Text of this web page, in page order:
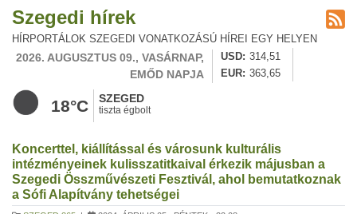
Szegedi hírek
HÍRPORTÁLOK SZEGEDI VONATKOZÁSÚ HÍREI EGY HELYEN
2026. AUGUSZTUS 09., VASÁRNAP,
EMŐD NAPJA
USD
314,51
EUR
363,65
18°C SZEGED
tiszta égbolt
Koncerttel, kiállítással és városunk kulturális
intézményeinek kulisszatitkaival érkezik májusban a
Szegedi Összművészeti Fesztivál, ahol bemutatkoznak
a Sófi Alapítvány tehetségei